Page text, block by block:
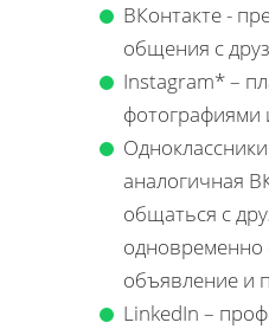
ВКонтакте -
общения с
Instagram* –
фотографиями
аналогичная
общаться с
одновременно
объявление и
LinkedIn –